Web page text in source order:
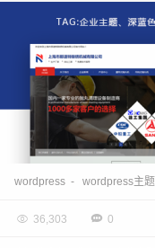
wordpress - wordpress主题
 36,303  0